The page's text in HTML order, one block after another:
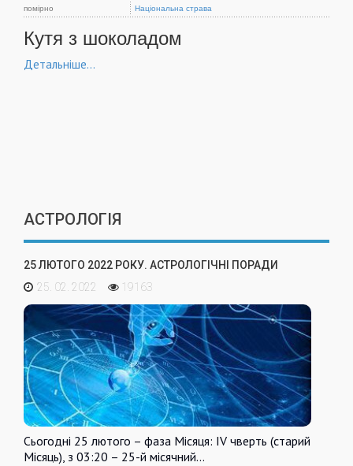
помірно
Національна страва
Кутя з шоколадом
Детальніше...
АСТРОЛОГІЯ
25 ЛЮТОГО 2022 РОКУ. АСТРОЛОГІЧНІ ПОРАДИ
25. 02. 2022
19163
Сьогодні 25 лютого – фаза Місяця: IV чверть (старий
Місяць), з 03:20 – 25-й місячний…